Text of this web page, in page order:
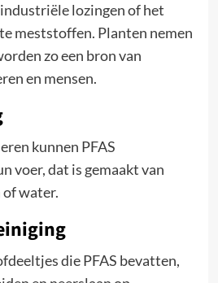
lozingen of het
meststoffen. Planten nemen
zo een bron van
en mensen.
kunnen PFAS
voer, dat is gemaakt van
of water.
die PFAS bevatten,